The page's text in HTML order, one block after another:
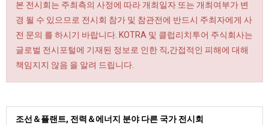
본 전시회는 주최측의 사정에 따라 개최일자 또는 개최여부가 변
경 될 수 있으므로 전시회 참가 및 참관전에 반드시 주최자에게 사
전 문의 를 하시기 바랍니다. KOTRA 및 클럽리치투어 주식회사는
글로벌 전시포털에 기재된 정보로 인한 직,간접적인 피해에 대해
책임지지 않음 을 알려 드립니다.
조선＆플랜트, 전력＆에너지 분야 다른 국가 전시회